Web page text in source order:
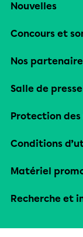
Nouvelles
Concours et
Nos
Salle de presse
Protection
Conditions
Matériel
Recherche et